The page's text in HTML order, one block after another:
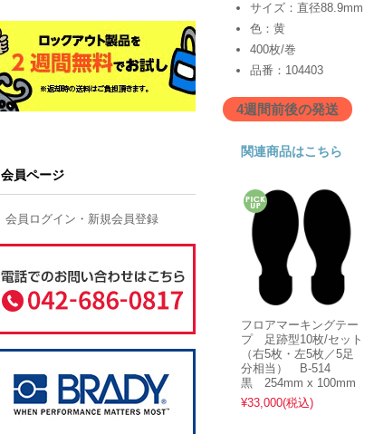
サイズ：直径88.9mm
色：黄
400枚/巻
品番：104403
4週間前後の発送
関連商品はこちら
フロアマーキングテー
プ 足跡型10枚/セット
（右5枚・左5枚／5足
分相当） B-514
黒 254mm x 100mm
¥33,000(税込)
会員ページ
会員ログイン・新規会員登録